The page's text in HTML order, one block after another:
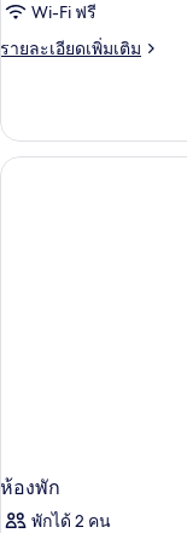
Wi-Fi ฟรี
รายละเอียดเพิ่มเติม
ราย
เกี่ยว
กับ
ห้อง
ห้องพัก
พักได้ 2 คน